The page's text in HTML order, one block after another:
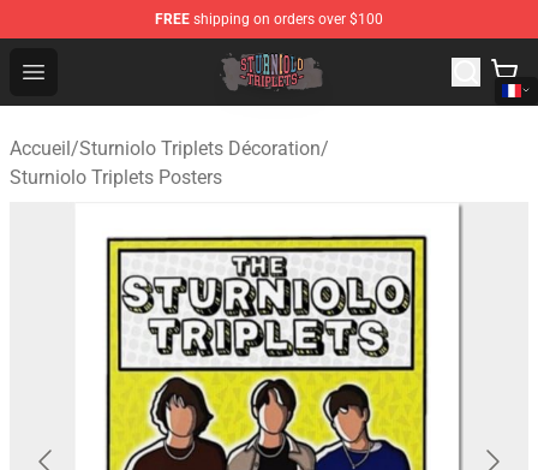
FREE shipping on orders over $100
Open menu
Sturniolo Triplets Shop - Official Sturniolo Triplets
Accueil/Sturniolo Triplets Décoration/
Sturniolo Triplets Posters